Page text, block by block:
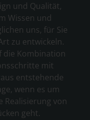
und Qualität,
Wissen und
uns, für Sie
zu entwickeln.
die Kombination
mit
entstehende
wenn es um
Realisierung von
geht.